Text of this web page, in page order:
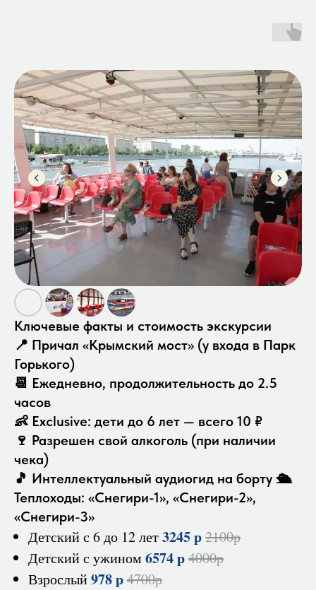
Ключевые факты и стоимость экскурсии
📍 Причал «Крымский мост» (у входа в Парк
Горького)
📆 Ежедневно, продолжительность до 2.5
часов
👶 Exclusive: дети до 6 лет — всего 10 ₽
🍷 Разрешен свой алкоголь (при наличии
чека)
🎵 Интеллектуальный аудиогид на борту 🛳️
Теплоходы: «Снегири-1», «Снегири-2»,
«Снегири-3»
Детский с 6 до 12 лет3245 р2100р
Детский с ужином 6574 р4000р
Взрослый978 р4700р